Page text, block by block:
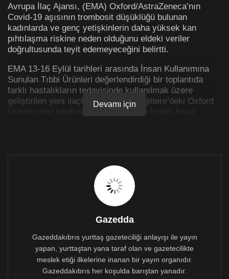
Avrupa İlaç Ajansı, (EMA) Oxford/AstraZeneca’nın
Covid-19 aşısının trombosit düşüklüğü bulunan
kadınlarda ve genç yetişkinlerin daha yüksek kan
pıhtılaşma riskine neden olduğunu eldeki veriler
doğrultusunda teyit edemeyeceğini belirtti.
EMA 13-16 Eylül tarihleri arasında İnsan Kullanımına
Sunulan Tıbbi Ürünleri değerlendirdiği bir toplantıda
farklı hastalıkların tedavisinde kullanılmak üzere
geliştirilen yeni ilaçların yanı sıra İngiltere’deki Oxford
Üniversitesi tarafından geliştirilen ve İngiliz-İsveç
Avrupa İlaç Ajansı, AstraZeneca aşısı ile tromboz (kan
pıhtılaşması) sendromu arasında bir bağ olduğunu
tespit etmişti, ancak bu riskin trombosit düşüklüğü
bulunanlarda daha yüksek olup olmadığı halen
Avrupa Komisyonu’nun aşının ikinci dozundan sonra
tromboz (kan pıhtısı) sendromunu
bağlantılandıran raporların araştırılması talebiyle tıbbi
çevrelerce Vaxzevria olarak geçen AstraZeneca aşısını
değerlendiren ajans, toplantı sonrasında yayınladığı
Devamı için
Gazedda
Gazeddakıbrıs yurttaş gazeteciliği anlayışı ile yayın
yapan, yurttaştan yana taraf olan ve gazetecilikte
meslek etiği ilkelerine inanan bir yayın organıdır.
Gazeddakıbrıs her koşulda barıştan yanadır.